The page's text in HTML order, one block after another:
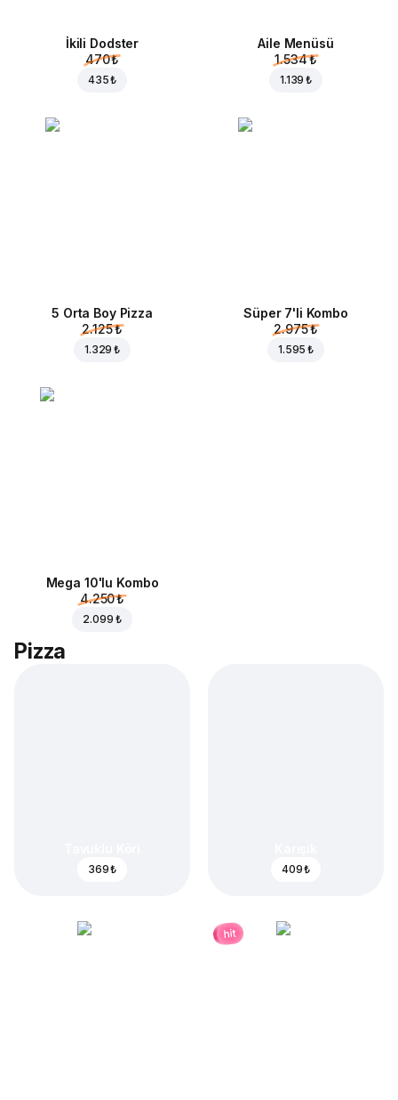
İkili Dodster
470 ₺
435 ₺
Aile Menüsü
1.534 ₺
1.139 ₺
5 Orta Boy Pizza
2.125 ₺
1.329 ₺
Süper 7'li Kombo
2.975 ₺
1.595 ₺
Mega 10'lu Kombo
4.250 ₺
2.099 ₺
Pizza
369 ₺ 409 ₺
hit